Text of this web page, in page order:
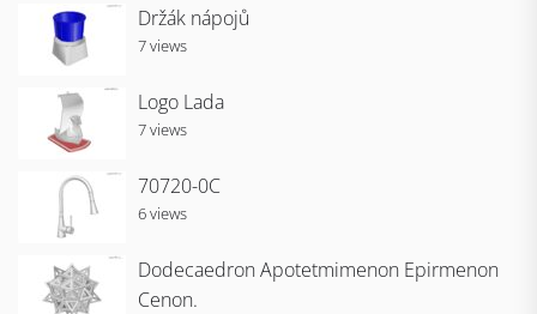
Držák nápojů
7 views
Logo Lada
7 views
70720-0C
6 views
Dodecaedron Apotetmimenon Epirmenon
Cenon.